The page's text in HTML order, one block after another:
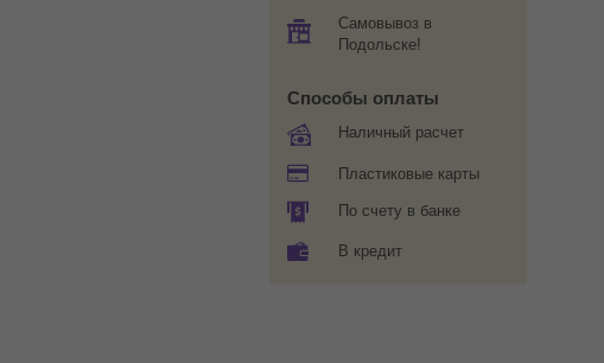
Самовывоз в
Подольске!
Способы оплаты
Наличный расчет
Пластиковые карты
По счету в банке
В кредит